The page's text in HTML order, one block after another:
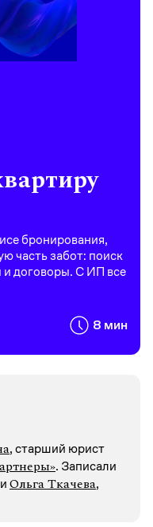
бронирования,
часть забот: поиск
договоры. С ИП все
8 мин
, старший юрист
. Записали
Ольга Ткачева,